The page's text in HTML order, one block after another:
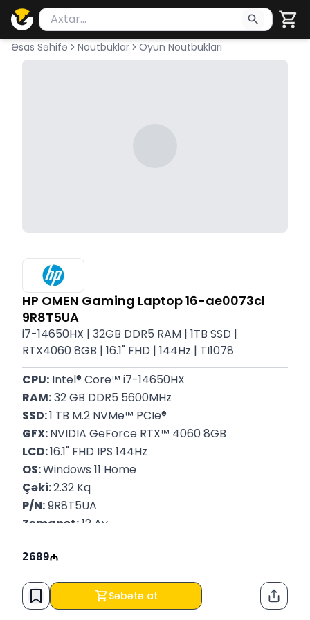
Məhsul axtar
Axtarış üçün ən azı 2 simvol yazın. Göndərmək
Əsas Səhifə Noutbuklar Oyun Noutbukları
HP OMEN Gaming Laptop 16-ae0073cl
9R8T5UA
i7-14650HX | 32GB DDR5 RAM | 1TB SSD |
RTX4060 8GB | 16.1" FHD | 144Hz | TI1078
CPU: Intel® Core™ i7-14650HX
RAM: 32 GB DDR5 5600MHz
SSD: 1 TB M.2 NVMe™ PCIe®
GFX: NVIDIA GeForce RTX™ 4060 8GB
LCD: 16.1" FHD IPS 144Hz
OS: Windows 11 Home
Çəki: 2.32 Kq
P/N: 9R8T5UA
Zəmanət: 12 Ay
2689
Səbətə at